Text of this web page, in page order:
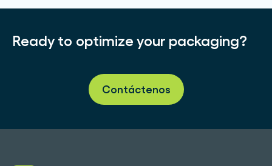
Ready to optimize your packaging?
Contáctenos